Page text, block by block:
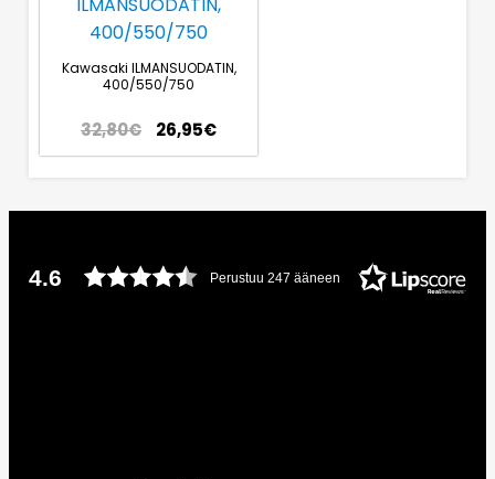
Kawasaki ILMANSUODATIN,
400/550/750
32,80€ 26,95€
4.6 Perustuu 247 ääneen